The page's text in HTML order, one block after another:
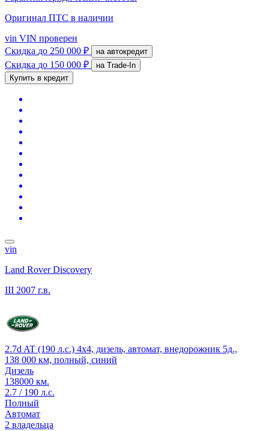
Оригинал ПТС в наличии
vin VIN проверен
Скидка до 250 000 ₽ на автокредит
Скидка до 150 000 ₽
на Trade-In
Купить в кредит
vin
Land Rover Discovery
III 2007 г.в.
2.7d AT (190 л.с.) 4x4, дизель, автомат, внедорожник 5д.,
138 000 км, полный, синий
Дизель
138000 км.
2.7 / 190 л.с.
Полный
Автомат
2 владельца